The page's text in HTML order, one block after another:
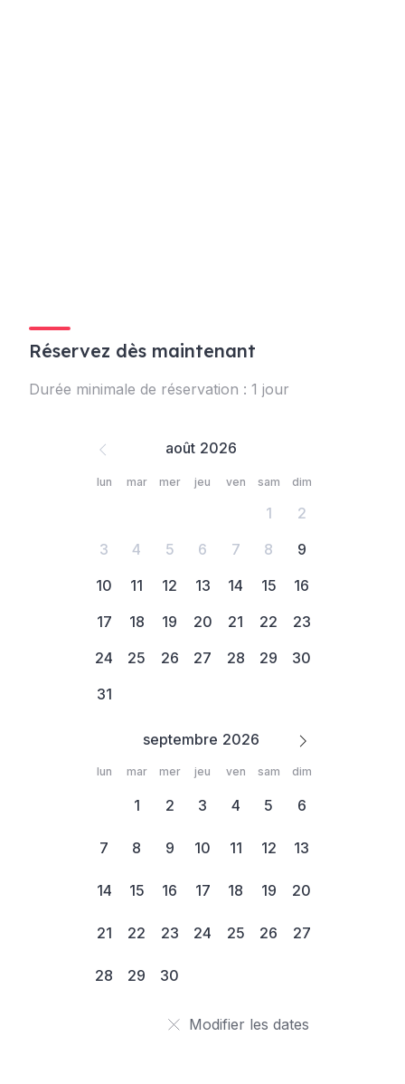
Réservez dès maintenant
Durée minimale de réservation : 1 jour
août
septembre
lun mar mer jeu ven sam dim
1
2
3
4 5 6 7 8
9
10
11 12 13 14 15
16
17
18 19 20 21 22
23
24
25 26 27 28 29
30
31
lun mar mer jeu ven sam dim
1 2 3 4 5 6
7 8 9 10 11 12 13
14 15 16 17 18 19 20
21 22 23 24 25 26 27
28 29 30
Modifier les dates